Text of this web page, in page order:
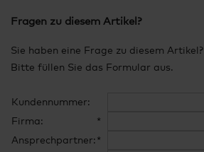
Fragen zu diesem Artikel?
Sie haben eine Frage zu diesem Artikel?
Bitte füllen Sie das Formular aus.
Kundennummer:
Firma:
*
Ansprechpartner:*